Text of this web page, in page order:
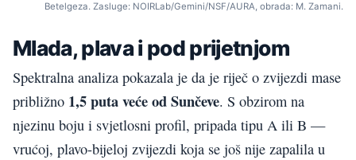
Betelgeza. Zasluge: NOIRLab/Gemini/NSF/AURA, obrada: M. Zamani.
Mlada, plava i pod prijetnjom
Spektralna analiza pokazala je da je riječ o zvijezdi mase
približno 1,5 puta veće od Sunčeve. S obzirom na
njezinu boju i svjetlosni profil, pripada tipu A ili B —
vrućoj, plavo-bijeloj zvijezdi koja se još nije zapalila u